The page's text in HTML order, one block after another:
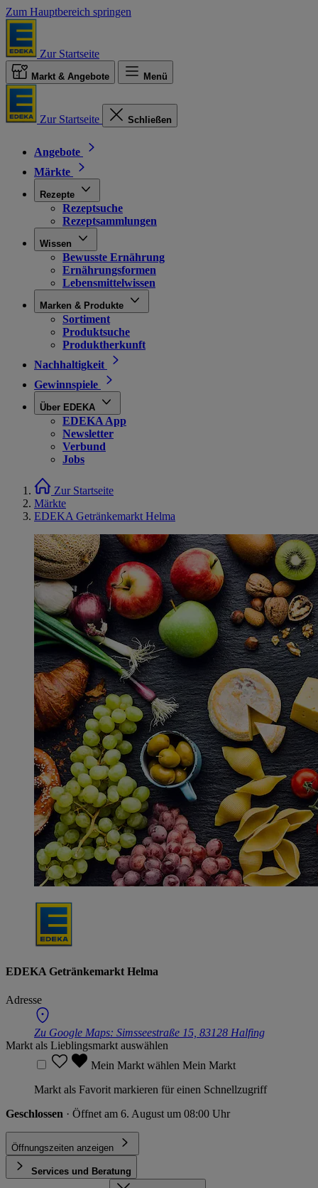
Zum Hauptbereich springen
Zur Startseite
Markt & Angebote Menü
Zur Startseite Schließen
Angebote
Märkte
Rezepte
Rezeptsuche
Rezeptsammlungen
Wissen
Bewusste Ernährung
Ernährungsformen
Lebensmittelwissen
Marken & Produkte
Sortiment
Produktsuche
Produktherkunft
Nachhaltigkeit
Gewinnspiele
Über EDEKA
EDEKA App
Newsletter
Verbund
Jobs
Zur Startseite
Märkte
EDEKA Getränkemarkt Helma
EDEKA Getränkemarkt Helma
Adresse
Zu Google Maps: Simsseestraße 15, 83128 Halfing
Markt als Lieblingsmarkt auswählen
Mein Markt wählen Mein Markt
Markt als Favorit markieren für einen Schnellzugriff
Geschlossen · Öffnet am 6. August um 08:00 Uhr
Öffnungszeiten anzeigen
Services und Beratung